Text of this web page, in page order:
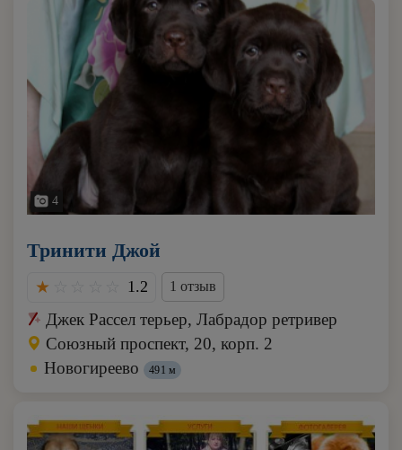
4
Тринити Джой
1.2 1 отзыв
Джек Рассел терьер, Лабрадор ретривер
Союзный проспект, 20, корп. 2
Новогиреево
491 м